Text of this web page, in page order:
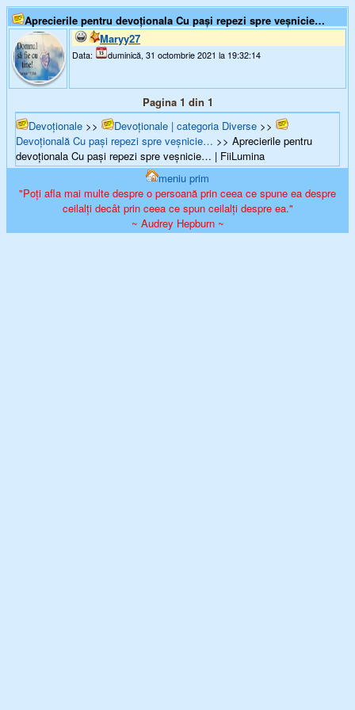
Aprecierile pentru devoționala Cu paşi repezi spre veşnicie…
Maryy27
Data: duminică, 31 octombrie 2021 la 19:32:14
Pagina 1 din 1
Devoționale >> Devoționale | categoria Diverse >>
Devoțională Cu paşi repezi spre veşnicie… >> Aprecierile pentru
devoționala Cu paşi repezi spre veşnicie… | FiiLumina
meniu prim
"Poți afla mai multe despre o persoană prin ceea ce spune ea despre
ceilalți decât prin ceea ce spun ceilalți despre ea."
~ Audrey Hepburn ~